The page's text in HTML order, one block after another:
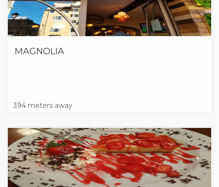
MAGNOLIA
394 meters away